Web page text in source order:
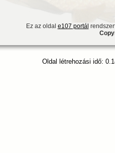
Ez az oldal e107 portál
Oldal létrehozási idő: